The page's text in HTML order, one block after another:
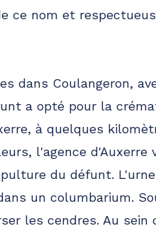
ce nom et
dans Coulangeron,
a opté pour la
à quelques
l'agence d'Auxerre
du défunt.
un columbarium.
les cendres. Au sein